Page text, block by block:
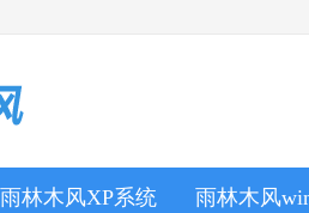
雨林木风XP系统 雨林木风